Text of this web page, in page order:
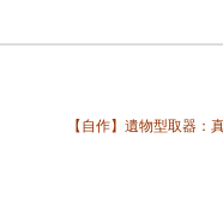
【自作】遺物型取器：